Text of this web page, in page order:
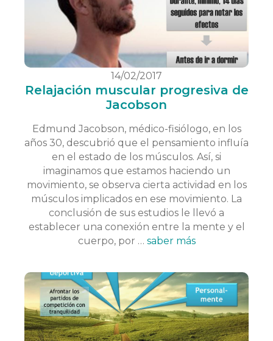
14/02/2017
Relajación muscular progresiva de
Jacobson
Edmund Jacobson, médico-fisiólogo, en los
años 30, descubrió que el pensamiento influía
en el estado de los músculos. Así, si
imaginamos que estamos haciendo un
movimiento, se observa cierta actividad en los
músculos implicados en ese movimiento. La
conclusión de sus estudios le llevó a
establecer una conexión entre la mente y el
cuerpo, por … saber más